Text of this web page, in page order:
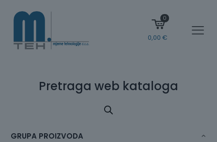
0
0,00 €
Pretraga web kataloga
GRUPA PROIZVODA